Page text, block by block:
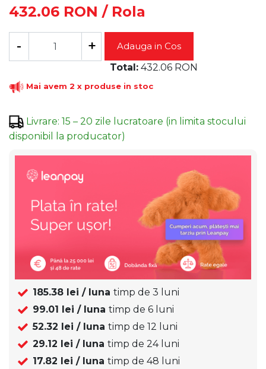
432.06 RON / Rola
- +
Adauga in Cos
Total: 432.06 RON
Mai avem 2 x produse in stoc
Livrare: 15 – 20 zile lucratoare (in limita stocului
disponibil la producator)
185.38 lei / luna timp de 3 luni
99.01 lei / luna timp de 6 luni
52.32 lei / luna timp de 12
luni
29.12 lei / luna timp de 24luni
17.82 lei / luna timp de 48 luni